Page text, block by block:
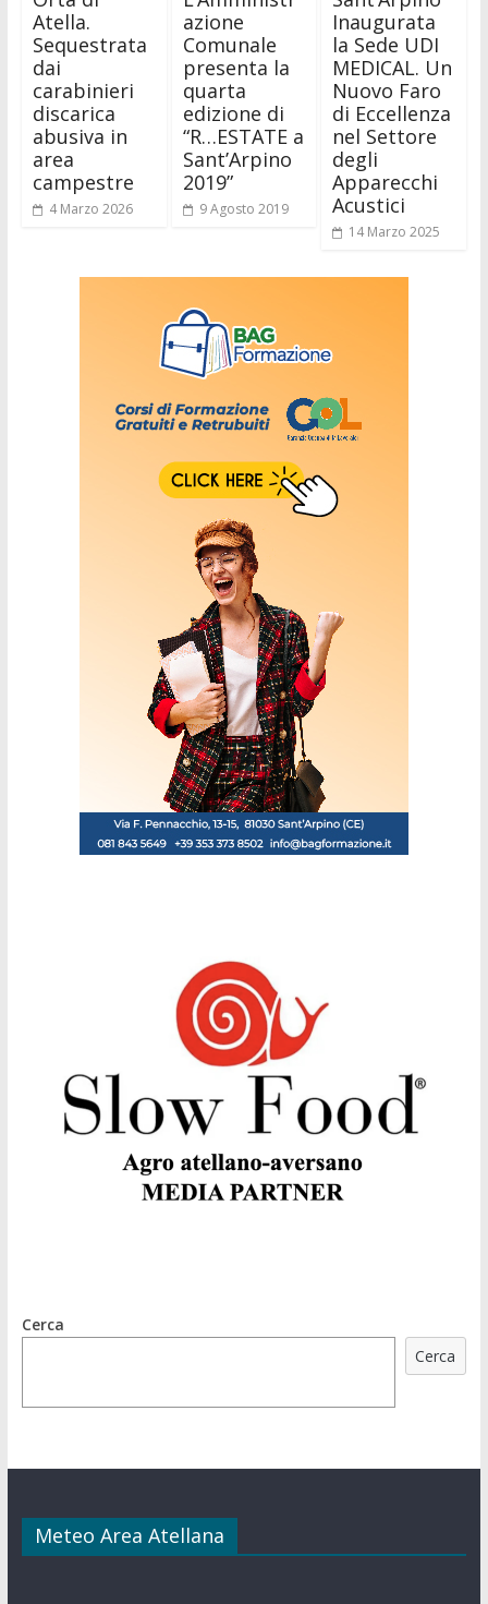
Atella.
Sequestrata
dai
carabinieri
discarica
abusiva in
area
campestre
4 Marzo 2026
azione
Comunale
presenta la
quarta
edizione di
“R…ESTATE a
Sant’Arpino
2019”
9 Agosto 2019
Inaugurata
la Sede UDI
MEDICAL. Un
Nuovo Faro
di Eccellenza
nel Settore
degli
Apparecchi
Acustici
14 Marzo 2025
Cerca
Cerca
Meteo Area Atellana